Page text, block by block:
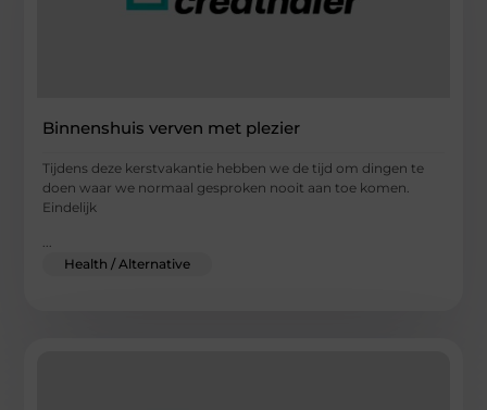
Binnenshuis verven met plezier
Tijdens deze kerstvakantie hebben we de tijd om dingen te
doen waar we normaal gesproken nooit aan toe komen.
Eindelijk
...
Health / Alternative